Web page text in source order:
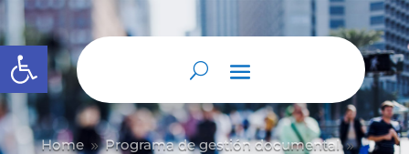
Abrir barra de herramientas
Home 9 Programa de gestión documental 9